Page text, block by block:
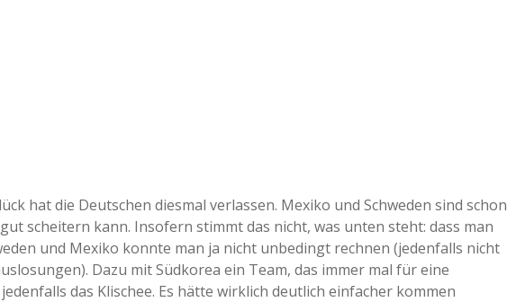
hat die Deutschen diesmal verlassen. Mexiko und Schweden sind schon
scheitern kann. Insofern stimmt das nicht, was unten steht: dass man
und Mexiko konnte man ja nicht unbedingt rechnen (jedenfalls nicht
Dazu mit Südkorea ein Team, das immer mal für eine
das Klischee. Es hätte wirklich deutlich einfacher kommen